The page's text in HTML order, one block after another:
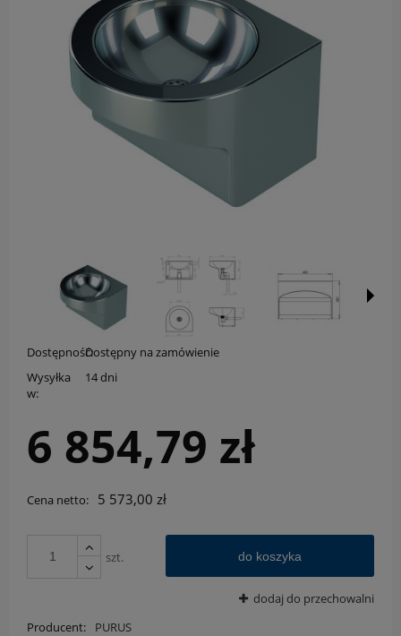
Dostępność:Dostępny na zamówienie
Wysyłka
w:
14 dni
6 854,79 zł
Cena netto: 5 573,00 zł
szt. do koszyka
dodaj do przechowalni
Producent:
PURUS